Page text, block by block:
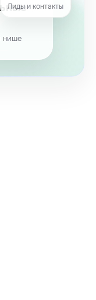
нише
Лиды и контакты